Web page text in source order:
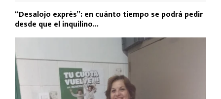
“Desalojo exprés”: en cuánto tiempo se podrá pedir
desde que el inquilino...